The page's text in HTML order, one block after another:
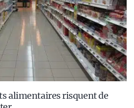
alimentaires risquent de